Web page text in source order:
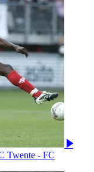
Twente - FC